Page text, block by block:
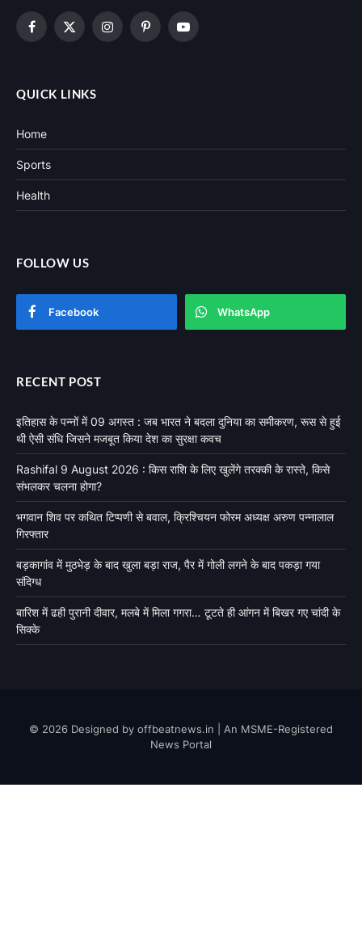
Facebook
X
InstagramPinterestYouTube
QUICK LINKS
Home
Sports
Health
FOLLOW US
Facebook WhatsApp
RECENT POST
इतिहास के पन्नों में 09 अगस्त : जब भारत ने बदला दुनिया का समीकरण, रूस से हुई
थी ऐसी संधि जिसने मजबूत किया देश का सुरक्षा कवच
Rashifal 9 August 2026 : किस राशि के लिए खुलेंगे तरक्की के रास्ते, किसे
संभलकर चलना होगा?
भगवान शिव पर कथित टिप्पणी से बवाल, क्रिश्चियन फोरम अध्यक्ष अरुण पन्नालाल
गिरफ्तार
बड़कागांव में मुठभेड़ के बाद खुला बड़ा राज, पैर में गोली लगने के बाद पकड़ा गया
संदिग्ध
बारिश में ढही पुरानी दीवार, मलबे में मिला गगरा… टूटते ही आंगन में बिखर गए चांदी के
सिक्के
© 2026 Designed by offbeatnews.in | An MSME-Registered
News Portal